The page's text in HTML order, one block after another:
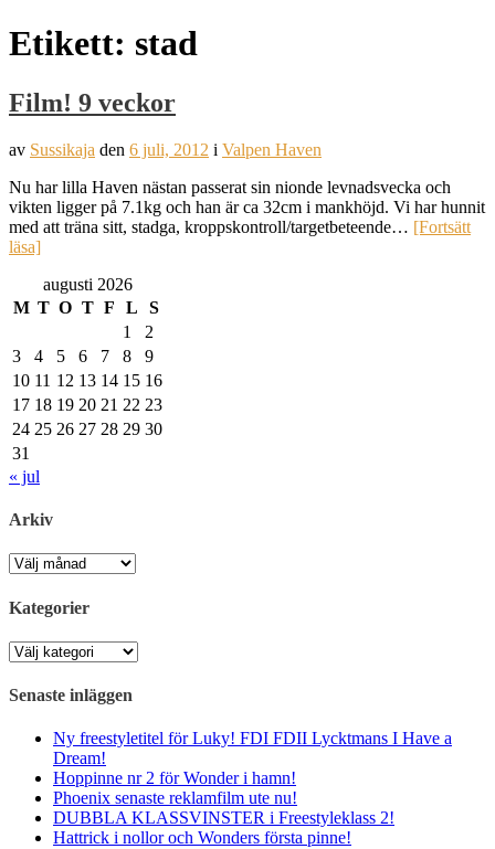
Etikett: stad
Film! 9 veckor
av Sussikaja den 6 juli, 2012 i Valpen Haven
Nu har lilla Haven nästan passerat sin nionde levnadsvecka och
vikten ligger på 7.1kg och han är ca 32cm i mankhöjd. Vi har hunnit
med att träna sitt, stadga, kroppskontroll/targetbeteende… [Fortsätt
läsa]
augusti 2026
M T O T F L
S
1
2
3
4 5 6 7 8
9
10 11 12 13 14 15 16
17 18 19 20 21 22 23
24 25 26 27 28 29 30
31
« jul
Arkiv
Arkiv
Kategorier
Kategorier
Senaste inläggen
Ny freestyletitel för Luky! FDI FDII Lycktmans I Have a
Dream!
Hoppinne nr 2 för Wonder i hamn!
Phoenix senaste reklamfilm ute nu!
DUBBLA KLASSVINSTER i Freestyleklass 2!
Hattrick i nollor och Wonders första pinne!